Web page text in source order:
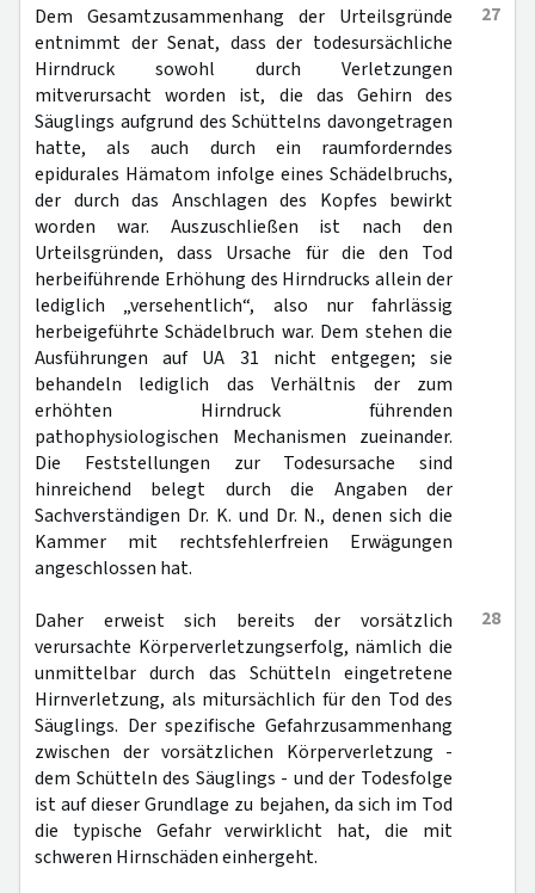
27
Dem Gesamtzusammenhang der Urteilsgründe
entnimmt der Senat, dass der todesursächliche
Hirndruck sowohl durch Verletzungen
mitverursacht worden ist, die das Gehirn des
Säuglings aufgrund des Schüttelns davongetragen
hatte, als auch durch ein raumforderndes
epidurales Hämatom infolge eines Schädelbruchs,
der durch das Anschlagen des Kopfes bewirkt
worden war. Auszuschließen ist nach den
Urteilsgründen, dass Ursache für die den Tod
herbeiführende Erhöhung des Hirndrucks allein der
lediglich „versehentlich“, also nur fahrlässig
herbeigeführte Schädelbruch war. Dem stehen die
Ausführungen auf UA 31 nicht entgegen; sie
behandeln lediglich das Verhältnis der zum
erhöhten Hirndruck führenden
pathophysiologischen Mechanismen zueinander.
Die Feststellungen zur Todesursache sind
hinreichend belegt durch die Angaben der
Sachverständigen Dr. K. und Dr. N., denen sich die
Kammer mit rechtsfehlerfreien Erwägungen
angeschlossen hat.
28
Daher erweist sich bereits der vorsätzlich
verursachte Körperverletzungserfolg, nämlich die
unmittelbar durch das Schütteln eingetretene
Hirnverletzung, als mitursächlich für den Tod des
Säuglings. Der spezifische Gefahrzusammenhang
zwischen der vorsätzlichen Körperverletzung -
dem Schütteln des Säuglings - und der Todesfolge
ist auf dieser Grundlage zu bejahen, da sich im Tod
die typische Gefahr verwirklicht hat, die mit
schweren Hirnschäden einhergeht.